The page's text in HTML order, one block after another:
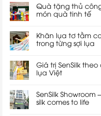
Quà tặng thủ
món quà tinh tế
Khăn lụa tơ tằm
trong từng sợi lụa
Giá trị SenSilk
lụa Việt
SenSilk
silk comes to life